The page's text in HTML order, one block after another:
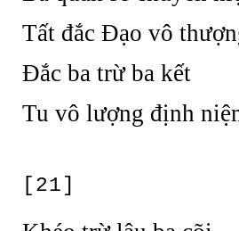
Tất đắc Đạo vô
Đắc ba trừ ba kết
Tu vô lượng định
[21]